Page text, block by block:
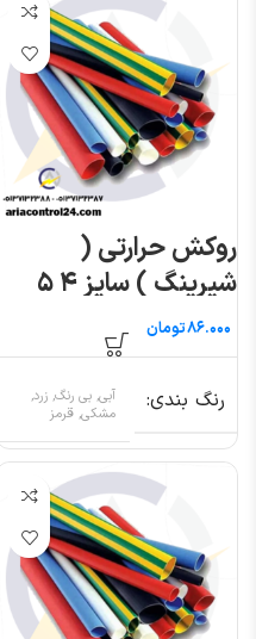
روکش حرارتی (
شیرینگ ) سایز ۴ ۵
متریتومان
رنگ بندی
آبی, بی رنگ, زرد,
مشکی, قرمز